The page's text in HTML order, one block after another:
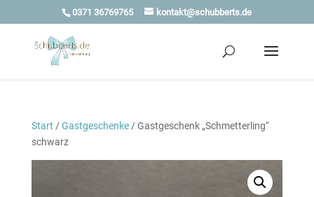
0371 36769765 kontakt@schubberts.de
Start /Gastgeschenke/ Gastgeschenk „Schmetterling“
schwarz